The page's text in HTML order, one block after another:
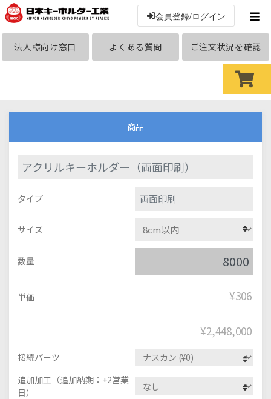
会員登録/ログイン
法人様向け窓口 よくある質問 ご注文状況を確認
商品
アクリルキーホルダー（両面印刷）
タイプ 両面印刷
サイズ
数量
単価 ¥306
¥2,448,000
接続パーツ
追加加工（追加納期：+2営業
日）